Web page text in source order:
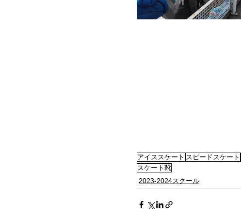
アイススケート スピードスケート
スケート靴
2023-2024スクール